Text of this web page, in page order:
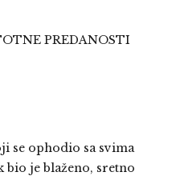
PREDANOSTI
se ophodio sa svima
bio je blaženo, sretno